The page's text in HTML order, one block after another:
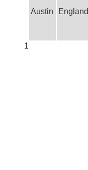
Austin England
1